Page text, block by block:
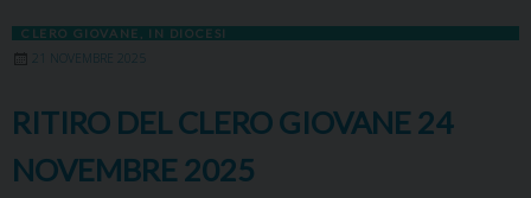
CLERO GIOVANE IN DIOCESI
21 NOVEMBRE 2025
RITIRO DEL CLERO GIOVANE 24
NOVEMBRE 2025